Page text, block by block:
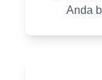
Anda